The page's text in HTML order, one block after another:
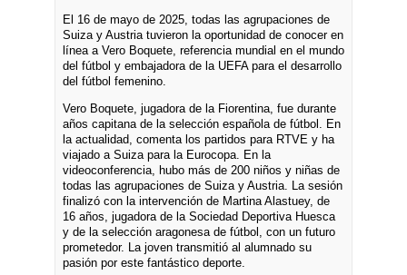
El 16 de mayo de 2025, todas las agrupaciones de
Suiza y Austria tuvieron la oportunidad de conocer en
línea a Vero Boquete, referencia mundial en el mundo
del fútbol y embajadora de la UEFA para el desarrollo
del fútbol femenino.
Vero Boquete, jugadora de la Fiorentina, fue durante
años capitana de la selección española de fútbol. En
la actualidad, comenta los partidos para RTVE y ha
viajado a Suiza para la Eurocopa. En la
videoconferencia, hubo más de 200 niños y niñas de
todas las agrupaciones de Suiza y Austria. La sesión
finalizó con la intervención de Martina Alastuey, de
16 años, jugadora de la Sociedad Deportiva Huesca
y de la selección aragonesa de fútbol, con un futuro
prometedor. La joven transmitió al alumnado su
pasión por este fantástico deporte.